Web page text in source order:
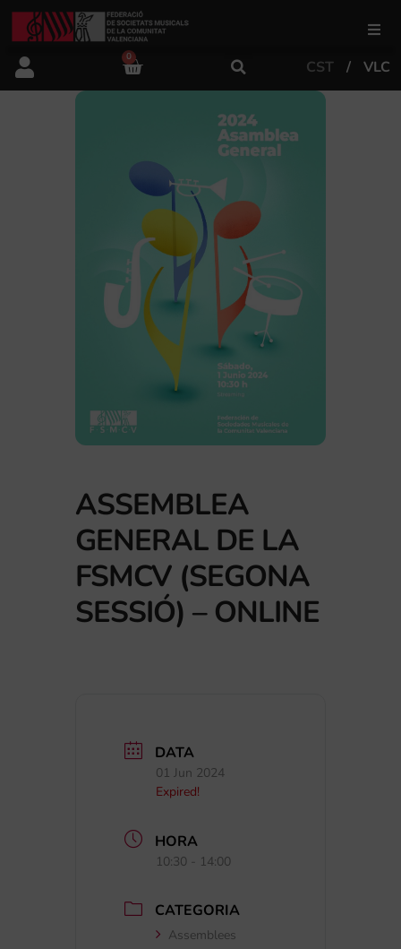
FSMCV
0
CST VLC
ASSEMBLEA
GENERAL DE LA
FSMCV (SEGONA
SESSIÓ) – ONLINE
DATA
01 Jun 2024
Expired!
HORA
10:30 - 14:00
CATEGORIA
Assemblees